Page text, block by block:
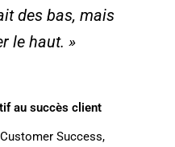
des bas, mais
le haut. »
au succès client
Success,